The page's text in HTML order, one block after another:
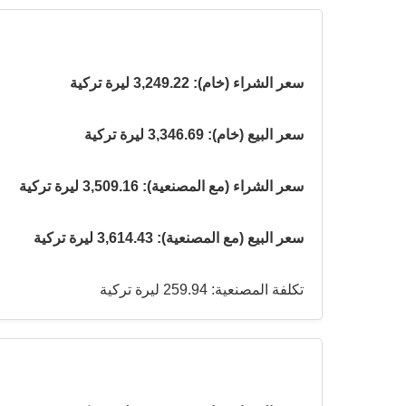
سعر الشراء (خام): 3,249.22 ليرة تركية
سعر البيع (خام): 3,346.69 ليرة تركية
سعر الشراء (مع المصنعية): 3,509.16 ليرة تركية
سعر البيع (مع المصنعية): 3,614.43 ليرة تركية
تكلفة المصنعية: 259.94 ليرة تركية